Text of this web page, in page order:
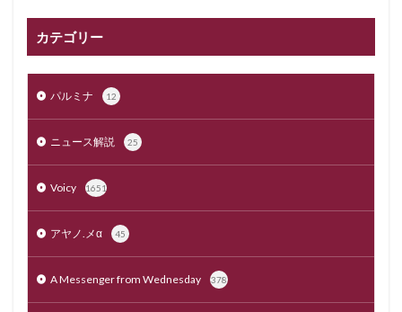
カテゴリー
パルミナ 12
ニュース解説 25
Voicy 1651
アヤノ.メα 45
A Messenger from Wednesday 378